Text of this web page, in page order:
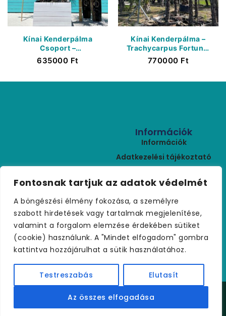
Fontosnak tartjuk az adatok védelmét
A böngészési élmény fokozása, a személyre
szabott hirdetések vagy tartalmak megjelenítése,
valamint a forgalom elemzése érdekében sütiket
(cookie) használunk. A "Mindet elfogadom" gombra
kattintva hozzájárulhat a sütik használatához.
Testreszabás Elutasít
Az összes elfogadása
Kínai Kenderpálma
Csoport –
Trachycarpus Fortunei
– 3 Törzs – K600 Liter
635000 Ft
Kínai Kenderpálma –
Trachycarpus Fortunei
– Törzs 550 cm
770000 Ft
Kapcsolat
+36 (30) 459 9970
palmakerteszet@gmail.com
Információk
Információk
Adatkezelési tájékoztató
Rólunk
Szállítási feltételek
Visszaküldés
Kapcsolat
Copyright © 2021 palmakerteszet.hu – Minden jog
fenntartva.